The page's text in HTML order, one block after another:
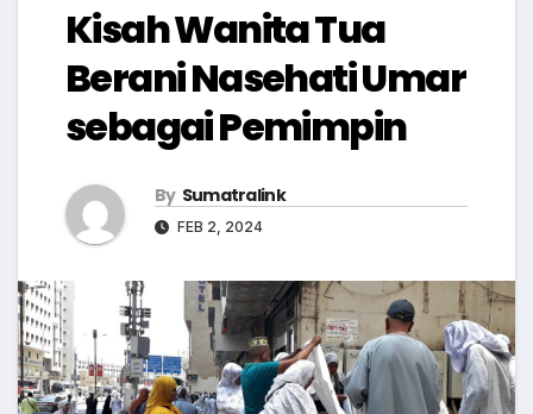
Kisah Wanita Tua
Berani Nasehati Umar
sebagai Pemimpin
By Sumatralink
FEB 2, 2024